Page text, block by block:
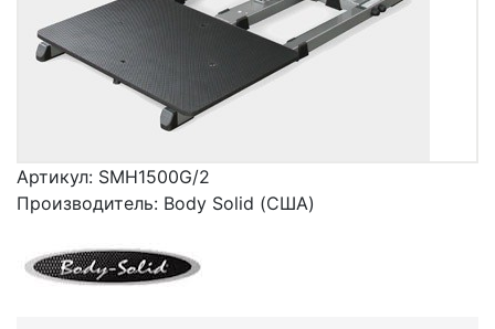
Артикул: SMH1500G/2
Производитель: Body Solid (США)